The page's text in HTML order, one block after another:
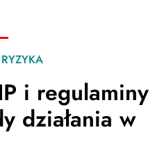
i regulaminy
działania w